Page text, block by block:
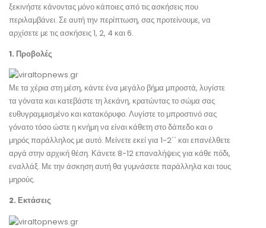
ξεκινήστε κάνοντας μόνο κάποιες από τις ασκήσεις που
περιλαμβάνει. Σε αυτή την περίπτωση, σας προτείνουμε, να
αρχίσετε με τις ασκήσεις 1, 2, 4 και 6.
1. Προβολές
Με τα χέρια στη μέση, κάντε ένα μεγάλο βήμα μπροστά, λυγίστε
τα γόνατα και κατεβάστε τη λεκάνη, κρατώντας το σώμα σας
ευθυγραμμισμένο και κατακόρυφο. Λυγίστε το μπροστινό σας
γόνατο τόσο ώστε η κνήμη να είναι κάθετη στο δάπεδο και ο
μηρός παράλληλος με αυτό. Μείνετε εκεί για 1-2΄΄ και επανέλθετε
αργά στην αρχική θέση. Κάνετε 8-12 επαναλήψεις για κάθε πόδι,
εναλλάξ. Με την άσκηση αυτή θα γυμνάσετε παράλληλα και τους
μηρούς.
2. Εκτάσεις